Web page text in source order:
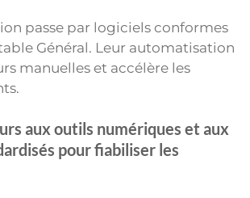
passe par logiciels conformes
Général. Leur automatisation
manuelles et accélère les
aux outils numériques et aux
pour fiabiliser les